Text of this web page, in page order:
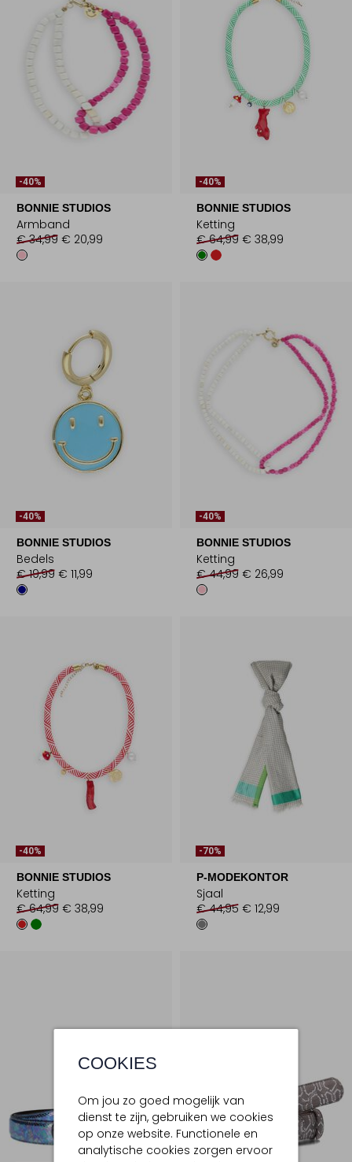
COOKIES
Om jou zo goed mogelijk van
dienst te zijn, gebruiken we cookies
op onze website. Functionele en
analytische cookies zorgen ervoor
-40%
BONNIE STUDIOS
Armband
€ 34,99 € 20,99
-40%
BONNIE STUDIOS
Ketting
€ 64,99 € 38,99
-40%
BONNIE STUDIOS
Bedels
€ 19,99 € 11,99
-40%
BONNIE STUDIOS
Ketting
€ 44,99 € 26,99
-40%
BONNIE STUDIOS
Ketting
€ 64,99 € 38,99
-70%
P-MODEKONTOR
Sjaal
€ 44,95 € 12,99